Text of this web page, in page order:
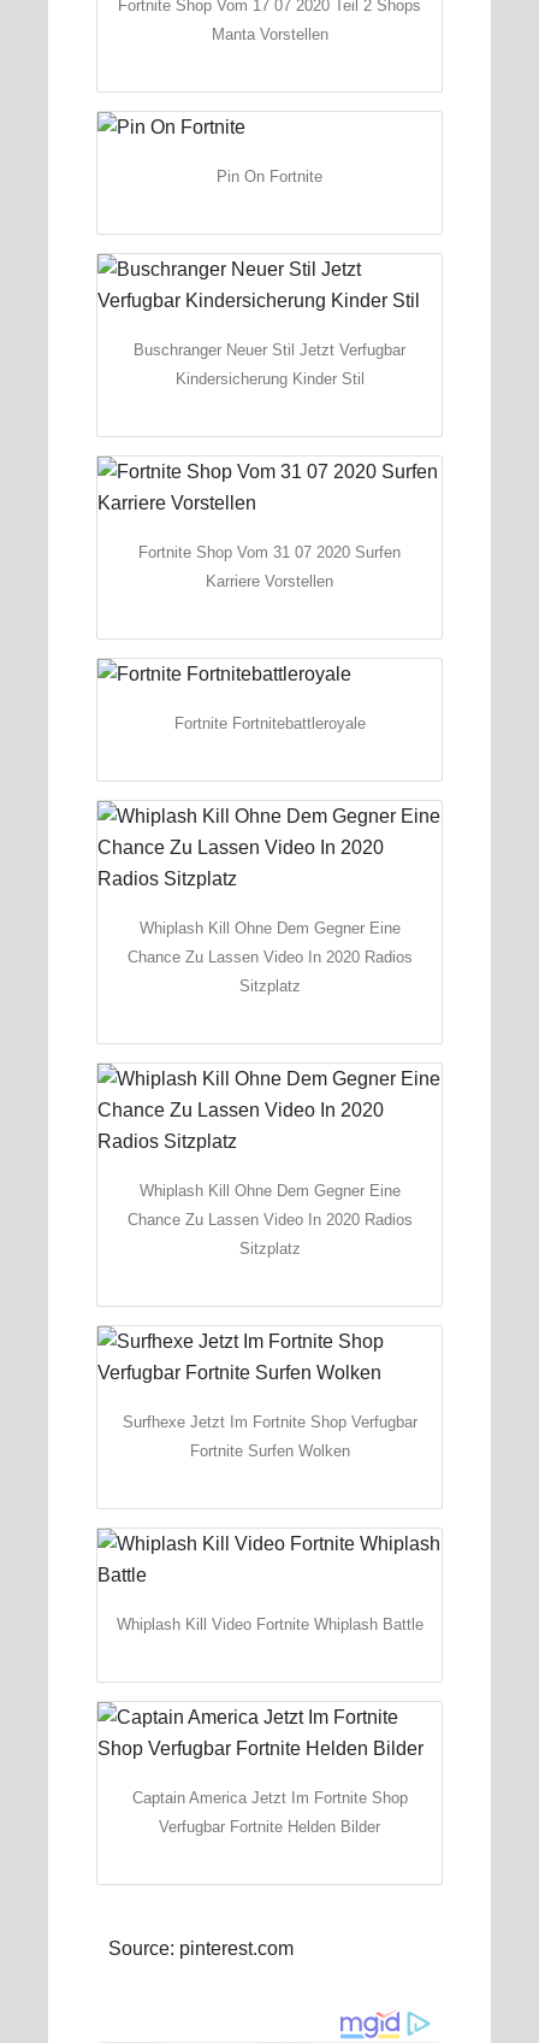
Fortnite Shop Vom 17 07 2020 Teil 2 Shops
Manta Vorstellen
Pin On Fortnite
Buschranger Neuer Stil Jetzt Verfugbar
Kindersicherung Kinder Stil
Fortnite Shop Vom 31 07 2020 Surfen
Karriere Vorstellen
Fortnite Fortnitebattleroyale
Whiplash Kill Ohne Dem Gegner Eine
Chance Zu Lassen Video In 2020 Radios
Sitzplatz
Whiplash Kill Ohne Dem Gegner Eine
Chance Zu Lassen Video In 2020 Radios
Sitzplatz
Surfhexe Jetzt Im Fortnite Shop Verfugbar
Fortnite Surfen Wolken
Whiplash Kill Video Fortnite Whiplash Battle
Captain America Jetzt Im Fortnite Shop
Verfugbar Fortnite Helden Bilder
Source: pinterest.com